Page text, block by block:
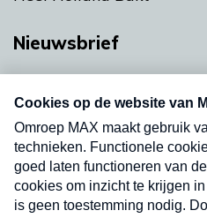
Nieuwsbrief
nieuwsbrief. Elke vrijdag-
uw mailbox.